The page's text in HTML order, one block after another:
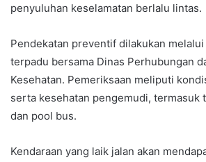
penyuluhan keselamatan berlalu lintas.
Pendekatan preventif dilakukan
terpadu bersama Dinas Perhubungan
Kesehatan. Pemeriksaan meliputi
serta kesehatan pengemudi, termasuk
dan pool bus.
Kendaraan yang laik jalan akan